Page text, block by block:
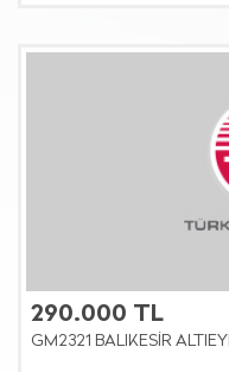
290.000 TL
GM2321 BALIKESİR